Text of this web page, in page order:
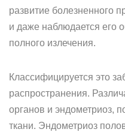
развитие болезненного
и даже наблюдается его
полного излечения.
Классифицируется это
распространения.
органов и эндометриоз,
ткани. Эндометриоз